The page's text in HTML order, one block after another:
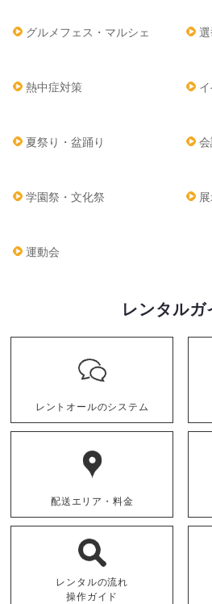
グルメフェス・マルシェ
熱中症対策
夏祭り・盆踊り
学園祭・文化祭
運動会
レンタルガ
レントオールのシステム
配送エリア・料金
レンタルの流れ
操作ガイド